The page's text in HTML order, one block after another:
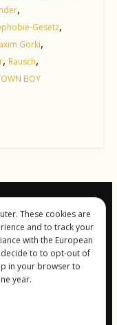
,
Gesetz,
Gorki,
, Rausch,
BOY
Impressum und
Datenschutz
Rechte vorbehalten.
These cookies are
and to track your
with the European
decide to to opt-out of
in your browser to
year.